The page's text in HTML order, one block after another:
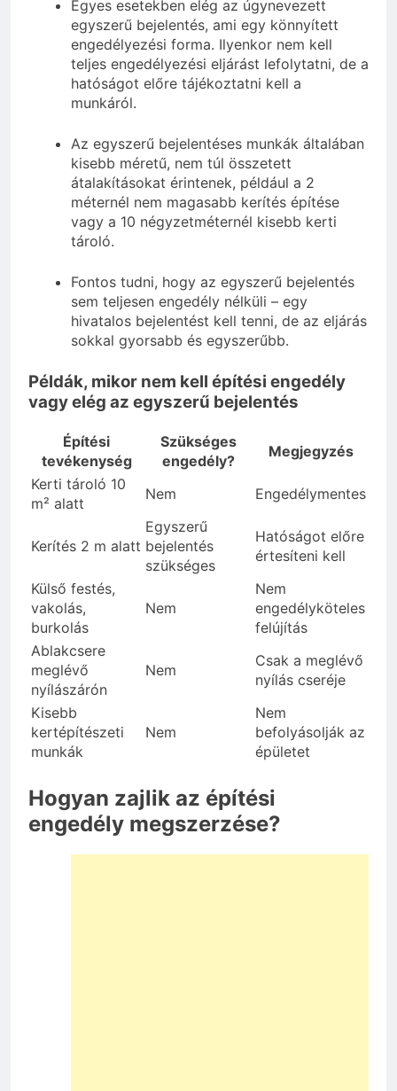
Egyes esetekben elég az úgynevezett
egyszerű bejelentés, ami egy könnyített
engedélyezési forma. Ilyenkor nem kell
teljes engedélyezési eljárást lefolytatni, de a
hatóságot előre tájékoztatni kell a
munkáról.
Az egyszerű bejelentéses munkák általában
kisebb méretű, nem túl összetett
átalakításokat érintenek, például a 2
méternél nem magasabb kerítés építése
vagy a 10 négyzetméternél kisebb kerti
tároló.
Fontos tudni, hogy az egyszerű bejelentés
sem teljesen engedély nélküli – egy
hivatalos bejelentést kell tenni, de az eljárás
sokkal gyorsabb és egyszerűbb.
Példák, mikor nem kell építési engedély
vagy elég az egyszerű bejelentés
Építési
tevékenység
Szükséges
engedély?
Megjegyzés
Kerti tároló 10
m² alatt
Nem Engedélymentes
Kerítés 2 m alatt
Egyszerű
bejelentés
szükséges
Hatóságot előre
értesíteni kell
Külső festés,
vakolás,
burkolás
Nem
Nem
engedélyköteles
felújítás
Ablakcsere
meglévő
nyílászárón
Nem
Csak a meglévő
nyílás cseréje
Kisebb
kertépítészeti
munkák
Nem
Nem
befolyásolják az
épületet
Hogyan zajlik az építési
engedély megszerzése?